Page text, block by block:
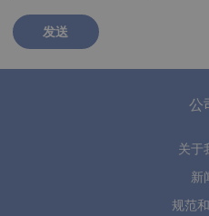
发送
公
关于
新
规范